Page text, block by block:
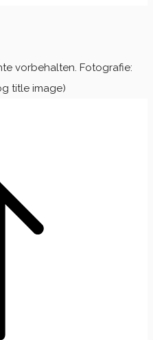
vorbehalten. Fotografie:
title image)